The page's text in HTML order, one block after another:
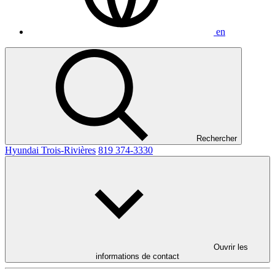
en
Rechercher
Hyundai Trois-Rivières 819 374-3330
Ouvrir les
informations de contact